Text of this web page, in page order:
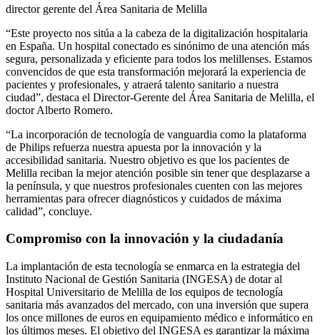
director gerente del Área Sanitaria de Melilla
“Este proyecto nos sitúa a la cabeza de la digitalización hospitalaria
en España. Un hospital conectado es sinónimo de una atención más
segura, personalizada y eficiente para todos los melillenses. Estamos
convencidos de que esta transformación mejorará la experiencia de
pacientes y profesionales, y atraerá talento sanitario a nuestra
ciudad”, destaca el Director-Gerente del Área Sanitaria de Melilla, el
doctor Alberto Romero.
“La incorporación de tecnología de vanguardia como la plataforma
de Philips refuerza nuestra apuesta por la innovación y la
accesibilidad sanitaria. Nuestro objetivo es que los pacientes de
Melilla reciban la mejor atención posible sin tener que desplazarse a
la península, y que nuestros profesionales cuenten con las mejores
herramientas para ofrecer diagnósticos y cuidados de máxima
calidad”, concluye.
Compromiso con la innovación y la ciudadanía
La implantación de esta tecnología se enmarca en la estrategia del
Instituto Nacional de Gestión Sanitaria (INGESA) de dotar al
Hospital Universitario de Melilla de los equipos de tecnología
sanitaria más avanzados del mercado, con una inversión que supera
los once millones de euros en equipamiento médico e informático en
los últimos meses. El objetivo del INGESA es garantizar la máxima